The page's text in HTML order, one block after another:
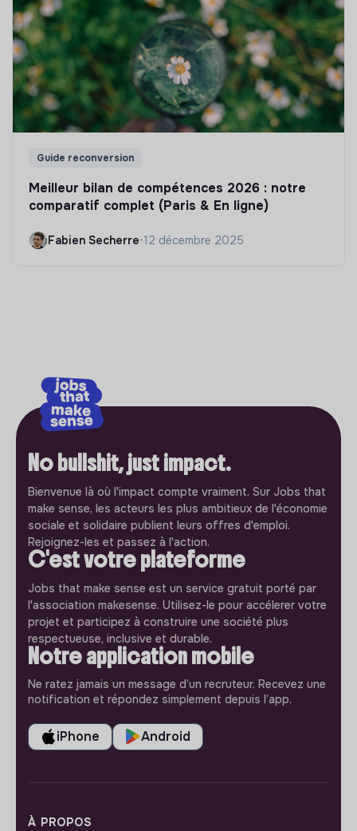
Guide reconversion
Meilleur bilan de compétences 2026 : notre
comparatif complet (Paris & En ligne)
Fabien Secherre•12 décembre 2025
No bullshit, just impact.
Bienvenue là où l'impact compte vraiment. Sur Jobs that
make sense, les acteurs les plus ambitieux de l'économie
sociale et solidaire publient leurs offres d'emploi.
Rejoignez-les et passez à l'action.
C'est votre plateforme
Jobs that make sense est un service gratuit porté par
l'association makesense. Utilisez-le pour accélerer votre
projet et participez à construire une société plus
respectueuse, inclusive et durable.
Notre application mobile
Ne ratez jamais un message d’un recruteur. Recevez une
notification et répondez simplement depuis l’app.
iPhone Android
À PROPOS